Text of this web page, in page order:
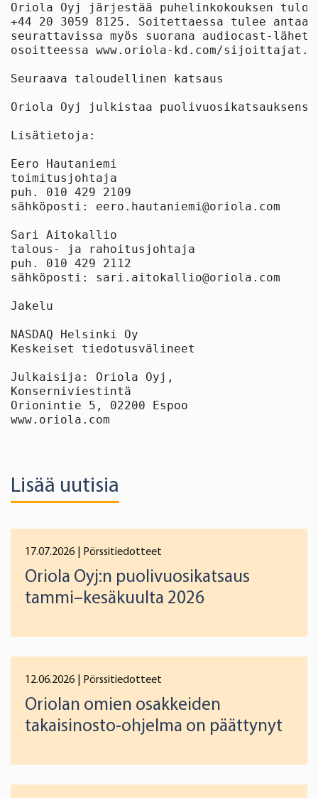
Oriola Oyj järjestää puhelinkokouksen
+44 20 3059 8125. Soitettaessa tulee
seurattavissa myös suorana audiocast-
osoitteessa www.oriola-kd.com/sijoittajat.
Seuraava taloudellinen katsaus
Oriola Oyj julkistaa puolivuosikatsauksensa
Lisätietoja:
Eero Hautaniemi
toimitusjohtaja
puh. 010 429 2109
sähköposti: eero.hautaniemi@oriola.com
Sari Aitokallio
talous- ja rahoitusjohtaja
puh. 010 429 2112
sähköposti: sari.aitokallio@oriola.com
Jakelu
NASDAQ Helsinki Oy
Keskeiset tiedotusvälineet
Julkaisija: Oriola Oyj,
Konserniviestintä
Orionintie 5, 02200 Espoo
www.oriola.com
Lisää uutisia
17.07.2026 | Pörssitiedotteet
Oriola Oyj:n puolivuosikatsaus
tammi–kesäkuulta 2026
12.06.2026 | Pörssitiedotteet
Oriolan omien osakkeiden
takaisinosto-ohjelma on päättynyt